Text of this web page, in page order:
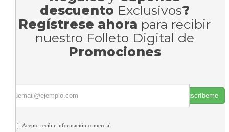
descuento Exclusivos?
Regístrese ahora para recibir
nuestro Folleto Digital de
Promociones
Suscríbeme
Acepto recibir información comercial